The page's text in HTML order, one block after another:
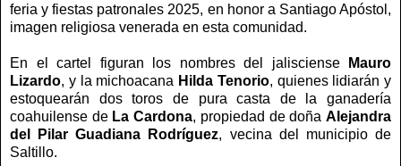
feria y fiestas patronales 2025, en honor a Santiago Apóstol,
imagen religiosa venerada en esta comunidad.
En el cartel figuran los nombres del jalisciense
Mauro
Lizardo, y la michoacana Hilda Tenorio, quienes lidiarán y
estoquearán dos toros de pura casta de la ganadería
coahuilense de La Cardona, propiedad de doñaAlejandra
del Pilar Guadiana Rodríguez, vecina del municipio de
Saltillo.